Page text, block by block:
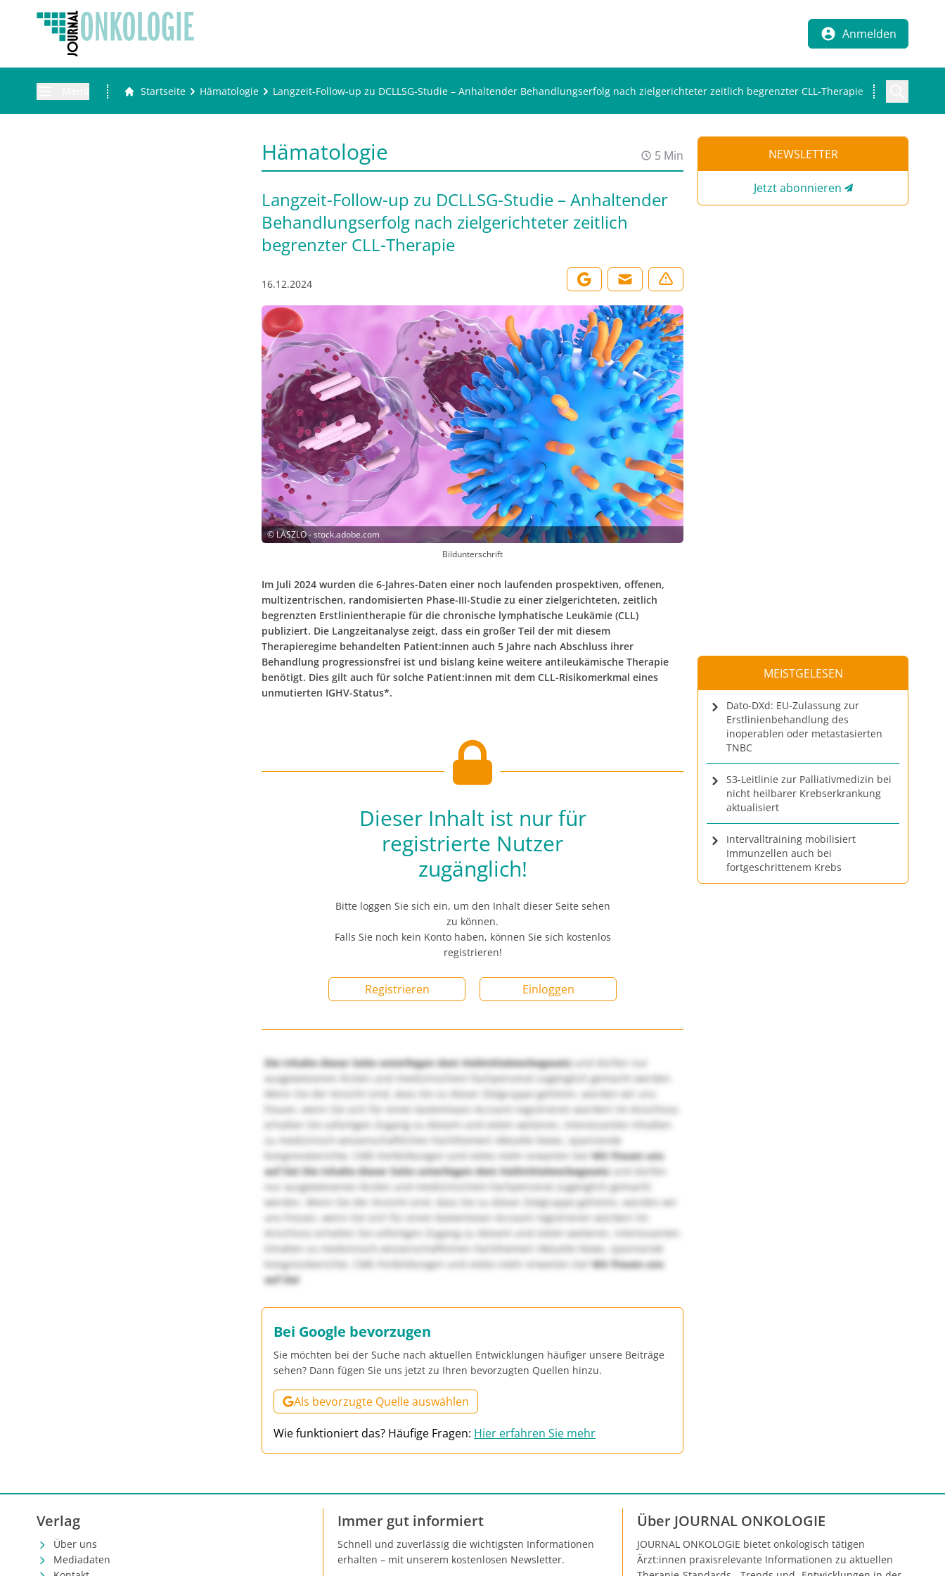
Anmelden
Startseite Hämatologie Langzeit-Follow-up zu DCLLSG-Studie – Anhaltender Behandlungserfolg nach zielgerichteter zeitlich begrenzter CLL-Therapie
Hämatologie 5 Min
Langzeit-Follow-up zu DCLLSG-Studie – Anhaltender
Behandlungserfolg nach zielgerichteter zeitlich
begrenzter CLL-Therapie
16.12.2024
©LASZLO - stock.adobe.com
Bildunterschrift
Im Juli 2024 wurden die 6-Jahres-Daten einer noch laufenden prospektiven, offenen,
multizentrischen, randomisierten Phase-III-Studie zu einer zielgerichteten, zeitlich
begrenzten Erstlinientherapie für die chronische lymphatische Leukämie (CLL)
publiziert. Die Langzeitanalyse zeigt, dass ein großer Teil der mit diesem
Therapieregime behandelten Patient:innen auch 5 Jahre nach Abschluss ihrer
Behandlung progressionsfrei ist und bislang keine weitere antileukämische Therapie
benötigt. Dies gilt auch für solche Patient:innen mit dem CLL-Risikomerkmal eines
unmutierten IGHV-Status*.
Dieser Inhalt ist nur für
registrierte Nutzer
zugänglich!
Bitte loggen Sie sich ein, um den Inhalt dieser Seite sehen
zu können.
Falls Sie noch kein Konto haben, können Sie sich kostenlos
registrieren!
Registrieren Einloggen
Die Inhalte dieser Seite unterliegen dem Heilmittelwerbegesetzund dürfen nur
ausgewiesenen Ärzten und medizinischem Fachpersonal zugänglich gemacht werden.
Wenn Sie der Ansicht sind, dass Sie zu dieser Zielgruppe gehören, würden wir uns
freuen, wenn Sie sich für einen kostenlosen Account registrieren würden! Im Anschluss
erhalten Sie sofortigen Zugang zu diesem und vielen weiteren, interessanten Inhalten
zu medizinisch-wissenschaftlichen Fachthemen! Aktuelle News, spannende
Kongressberichte, CME-Fortbildungen und vieles mehr erwarten Sie!Wir freuen uns
auf Sie! Die Inhalte dieser Seite unterliegen dem Heilmittelwerbegesetzund dürfen
nur ausgewiesenen Ärzten und medizinischem Fachpersonal zugänglich gemacht
werden. Wenn Sie der Ansicht sind, dass Sie zu dieser Zielgruppe gehören, würden wir
uns freuen, wenn Sie sich für einen kostenlosen Account registrieren würden! Im
Anschluss erhalten Sie sofortigen Zugang zu diesem und vielen weiteren, interessanten
Inhalten zu medizinisch-wissenschaftlichen Fachthemen! Aktuelle News, spannende
Kongressberichte, CME-Fortbildungen und vieles mehr erwarten Sie! Wir freuen uns
auf Sie!
Bei Google bevorzugen
Sie möchten bei der Suche nach aktuellen Entwicklungen häufiger unsere Beiträge
sehen? Dann fügen Sie uns jetzt zu Ihren bevorzugten Quellen hinzu.
Als bevorzugte Quelle auswählen
Wie funktioniert das? Häufige Fragen: Hier erfahren Sie mehr
NEWSLETTER
Jetzt abonnieren
MEISTGELESEN
Dato-DXd: EU-Zulassung zur
Erstlinienbehandlung des
inoperablen oder metastasierten
TNBC
S3-Leitlinie zur Palliativmedizin bei
nicht heilbarer Krebserkrankung
aktualisiert
Intervalltraining mobilisiert
Immunzellen auch bei
fortgeschrittenem Krebs
Verlag
Über uns
Mediadaten
Immer gut informiert
Schnell und zuverlässig die wichtigsten Informationen
erhalten – mit unserem kostenlosen Newsletter.
Über JOURNAL ONKOLOGIE
JOURNAL ONKOLOGIE bietet onkologisch tätigen
Ärzt:innen praxisrelevante Informationen zu aktuellen